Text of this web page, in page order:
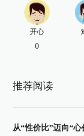
开心
0
推荐阅读
从“性价比”迈向“